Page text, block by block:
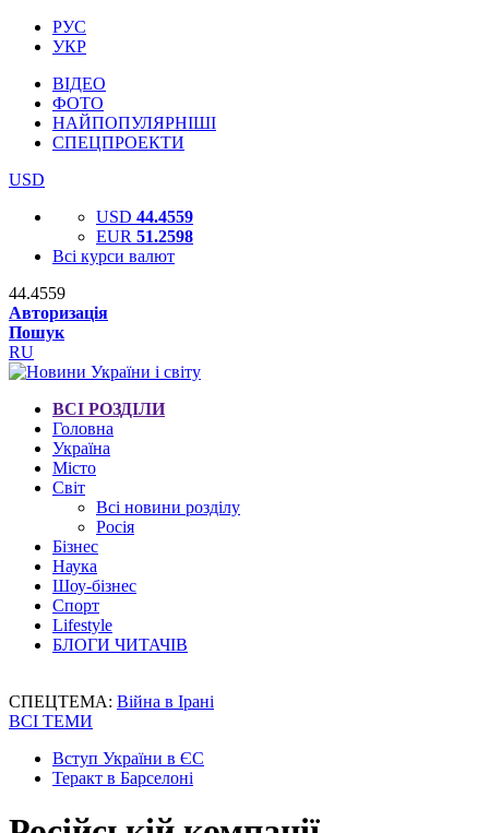
РУС
УКР
ВІДЕО
ФОТО
НАЙПОПУЛЯРНІШІ
СПЕЦПРОЕКТИ
USD
USD 44.4559
EUR 51.2598
Всі курси валют
44.4559
Авторизація
Пошук
RU
ВСІ РОЗДІЛИ
Головна
Україна
Місто
Світ
Всі новини розділу
Росія
Бізнес
Наука
Шоу-бізнес
Спорт
Lifestyle
БЛОГИ ЧИТАЧІВ
СПЕЦТЕМА: Війна в Ірані
ВСІ ТЕМИ
Вступ України в ЄС
Теракт в Барселоні